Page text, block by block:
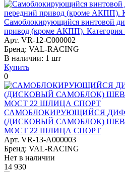
Самоблокирующийся винтовой
привод (кроме АКПП). Категория
Арт. VR-12-C000002
Бренд: VAL-RACING
В наличии: 1 шт
Купить
0
САМОБЛОКИРУЮЩИЙСЯ
(ДИСКОВЫЙ САМОБЛОК)
МОСТ 22 ШЛИЦА СПОРТ
Арт. VR-13-A000003
Бренд: VAL-RACING
Нет в наличии
14 930